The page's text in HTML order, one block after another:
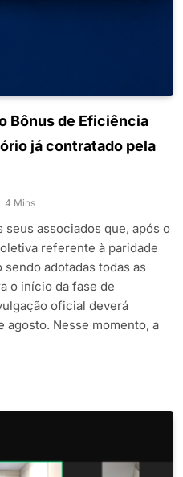
Bônus de Eficiência
já contratado pela
4 Mins
seus associados que, após o
referente à paridade
adotadas todas as
o início da fase de
oficial deverá
Nesse momento, a